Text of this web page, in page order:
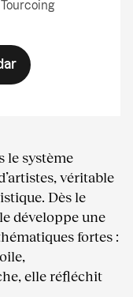
le système
véritable
Dès le
développe une
fortes :
elle réfléchit